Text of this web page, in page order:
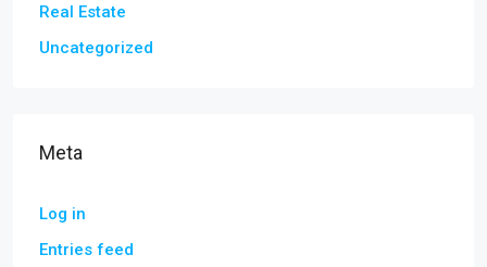
Real Estate
Uncategorized
Meta
Log in
Entries feed